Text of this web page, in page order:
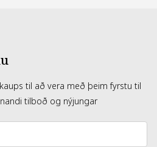
til að vera með þeim fyrstu til
tilboð og nýjungar